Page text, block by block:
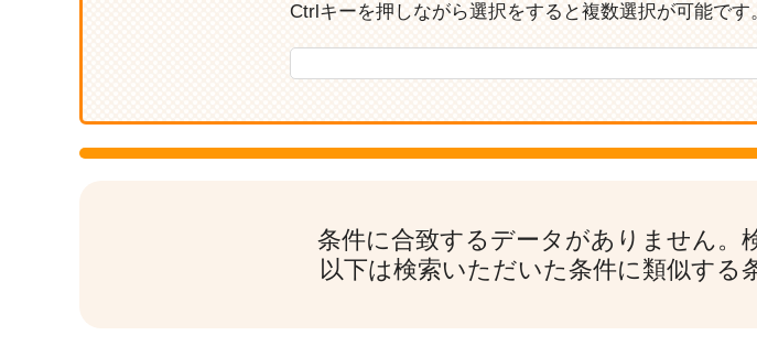
Ctrlキーを押しながら選択をすると複数選択が可能です
条件に合致するデータがありません。
以下は検索いただいた条件に類似する